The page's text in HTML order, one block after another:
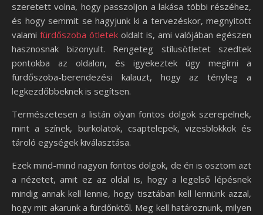
szeretett volna, hogy passzoljon a lakása többi részéhez,
és hogy semmit se hagyjunk ki a tervezéskor, megnyitott
valami fürdőszoba ötletek oldalt is, ami valójában egészen
hasznosnak bizonyult. Rengeteg stílusötletet szedtek
pontokba az oldalon, és igyekeztek úgy megírni a
fürdőszoba-berendezési kalauzt, hogy az tényleg a
legkezdőbbeknek is segítsen.
Természetesen a listán olyan fontos dolgok szerepelnek,
mint a színek, burkolatok, csaptelepek, vizesblokkok és
tároló egységek kiválasztása.
Ezek mind-mind nagyon fontos dolgok, de én is osztom azt
a nézetet, amit ez az oldal is, hogy a legelső lépésnek
mindig annak kell lennie, hogy tisztában kell lennünk azzal,
hogy mit akarunk a fürdőnktől. Meg kell határoznunk, milyen